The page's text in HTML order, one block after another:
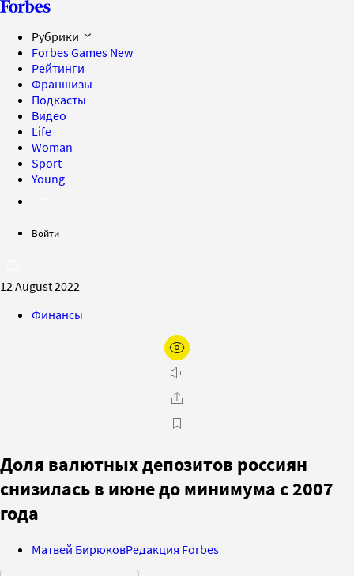
Рубрики
Forbes Games New
Рейтинги
Франшизы
Подкасты
Видео
Life
Woman
Sport
Young
Войти
12 August 2022
Финансы
Доля валютных депозитов россиян
снизилась в июне до минимума с 2007
года
Матвей БирюковРедакция Forbes